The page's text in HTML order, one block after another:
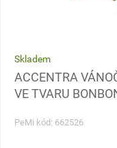
Skladem
ACCENTRA
VE TVARU
PeMi kód: 662526